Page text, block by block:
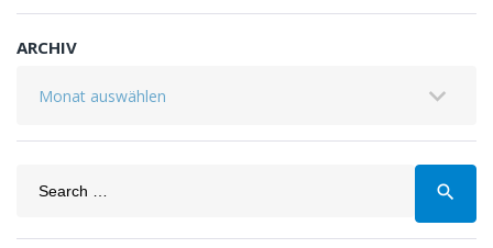
ARCHIV
search